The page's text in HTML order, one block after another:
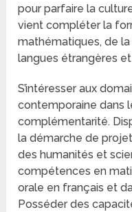
pour parfaire la
vient compléter la
mathématiques, de
langues étrangères
S’intéresser aux
contemporaine dans
complémentarité.
la démarche de
des humanités et
compétences en
orale en français et
Posséder des